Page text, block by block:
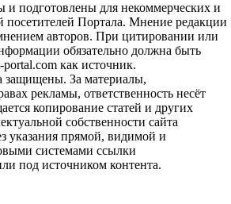
и подготовлены для некоммерческих и
посетителей Портала. Мнение редакции
авторов. При цитировании или
обязательно должна быть
portal.com как источник.
защищены. За материалы,
рекламы, ответственность несёт
копирование статей и других
собственности сайта
указания прямой, видимой и
системами ссылки
под источником контента.